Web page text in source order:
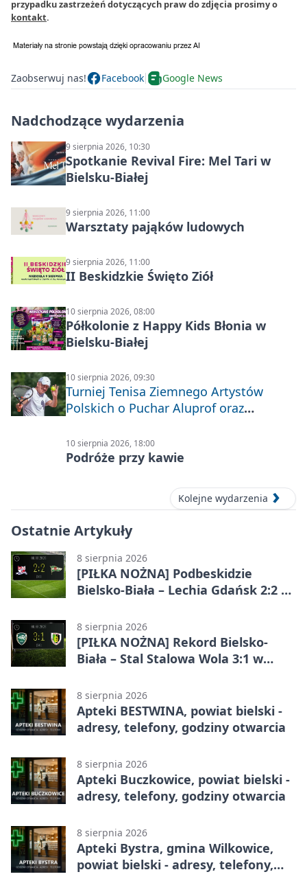
przypadku zastrzeżeń dotyczących praw do zdjęcia prosimy o
kontakt.
Zaobserwuj nas! Facebook Google News
Nadchodzące wydarzenia
9 sierpnia 2026, 10:30
Spotkanie Revival Fire: Mel Tari w
Bielsku-Białej
9 sierpnia 2026, 11:00
Warsztaty pająków ludowych
9 sierpnia 2026, 11:00
II Beskidzkie Święto Ziół
10 sierpnia 2026, 08:00
Półkolonie z Happy Kids Błonia w
Bielsku-Białej
10 sierpnia 2026, 09:30
Turniej Tenisa Ziemnego Artystów
Polskich o Puchar Aluprof oraz
Puchar Prezydenta Miasta Bielska-
Białej
10 sierpnia 2026, 18:00
Podróże przy kawie
Kolejne wydarzenia
Ostatnie Artykuły
8 sierpnia 2026
[PIŁKA NOŻNA] Podbeskidzie
Bielsko-Biała – Lechia Gdańsk 2:2 w
Bielsku-Białej
8 sierpnia 2026
[PIŁKA NOŻNA] Rekord Bielsko-
Biała – Stal Stalowa Wola 3:1 w
8 sierpnia 2026
Apteki BESTWINA, powiat bielski -
adresy, telefony, godziny otwarcia
8 sierpnia 2026
Apteki Buczkowice, powiat bielski -
adresy, telefony, godziny otwarcia
8 sierpnia 2026
Apteki Bystra, gmina Wilkowice,
powiat bielski - adresy, telefony,